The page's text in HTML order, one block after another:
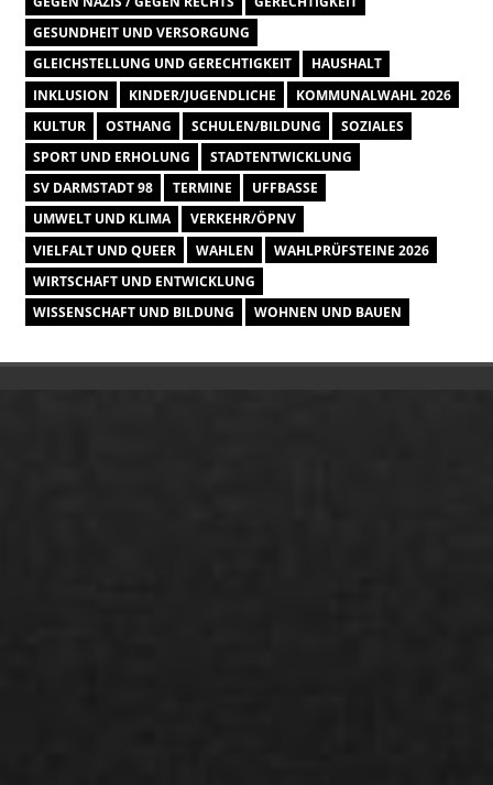
GESUNDHEIT UND VERSORGUNG
GLEICHSTELLUNG UND GERECHTIGKEIT
HAUSHALT
INKLUSION
KINDER/JUGENDLICHE
KOMMUNALWAHL 2026
KULTUR
OSTHANG SCHULEN/BILDUNG
SOZIALES
SPORT UND ERHOLUNG
STADTENTWICKLUNG
SV DARMSTADT 98
TERMINE
UFFBASSE
UMWELT UND KLIMA
VERKEHR/ÖPNV
VIELFALT UND QUEER
WAHLEN
WAHLPRÜFSTEINE 2026
WIRTSCHAFT UND ENTWICKLUNG
WISSENSCHAFT UND BILDUNG
WOHNEN UND BAUEN